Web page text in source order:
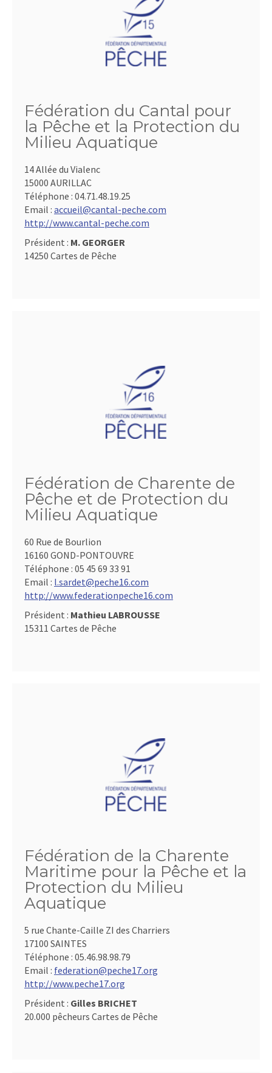
Fédération du Cantal pour
la Pêche et la Protection du
Milieu Aquatique
14 Allée du Vialenc
15000 AURILLAC
Téléphone : 04.71.48.19.25
Email : accueil@cantal-peche.com
http://www.cantal-peche.com
Président : M. GEORGER
14250 Cartes de Pêche
Fédération de Charente de
Pêche et de Protection du
Milieu Aquatique
60 Rue de Bourlion
16160 GOND-PONTOUVRE
Téléphone : 05 45 69 33 91
Email : l.sardet@peche16.com
http://www.federationpeche16.com
Président : Mathieu LABROUSSE
15311 Cartes de Pêche
Fédération de la Charente
Maritime pour la Pêche et la
Protection du Milieu
Aquatique
5 rue Chante-Caille ZI des Charriers
17100 SAINTES
Téléphone : 05.46.98.98.79
Email : federation@peche17.org
http://www.peche17.org
Président : Gilles BRICHET
20.000 pêcheurs Cartes de Pêche